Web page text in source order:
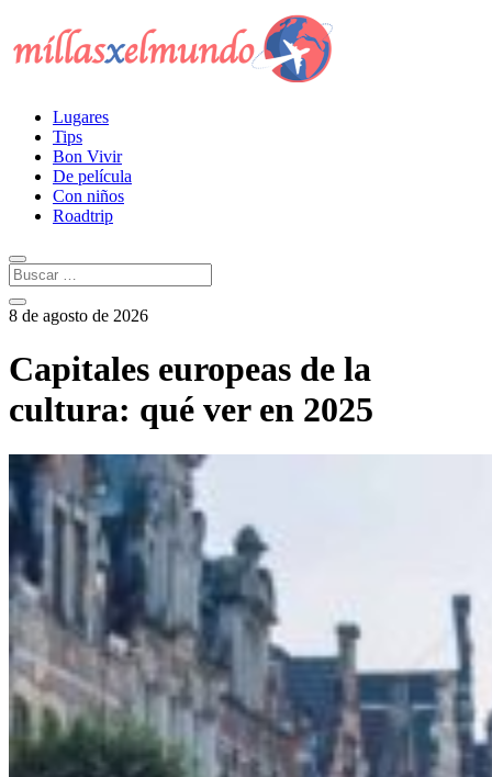
Lugares
Tips
Bon Vivir
De película
Con niños
Roadtrip
8 de agosto de 2026
Capitales europeas de la
cultura: qué ver en 2025